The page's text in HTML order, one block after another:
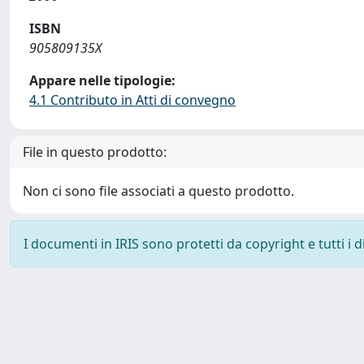
ISBN
905809135X
Appare nelle tipologie:
4.1 Contributo in Atti di convegno
File in questo prodotto:
Non ci sono file associati a questo prodotto.
I documenti in IRIS sono protetti da copyright e tutti i